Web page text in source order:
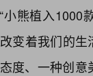
“小熊植入1000
变着我们的生
度、一种创意